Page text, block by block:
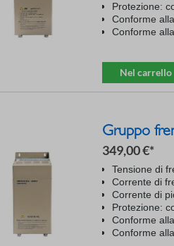
Protezione:
Conforme
Conforme
Nel carrello
Gruppo
349,00 €*
Tensione di
Corrente di
Corrente di
Protezione:
Conforme
Conforme